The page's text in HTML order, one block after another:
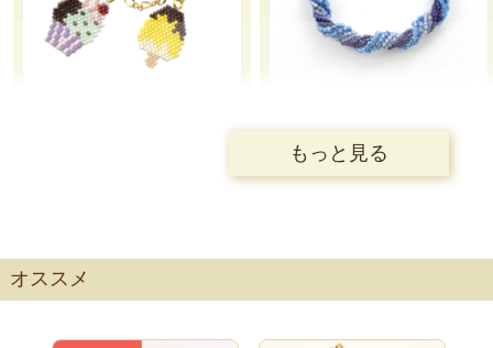
Lesson5】ヘリンボー …
もっと見る
オススメ